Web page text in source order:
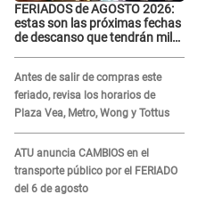
FERIADOS de AGOSTO 2026:
estas son las próximas fechas
de descanso que tendrán miles
Antes de salir de compras este
feriado, revisa los horarios de
Plaza Vea, Metro, Wong y Tottus
ATU anuncia CAMBIOS en el
transporte público por el FERIADO
del 6 de agosto